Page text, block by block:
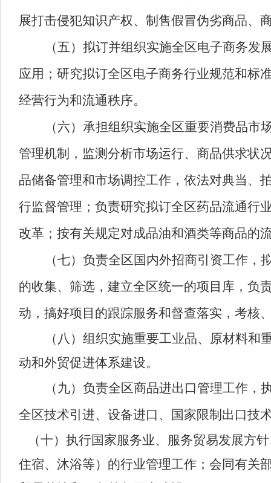
展打击侵犯知识产权、制售假冒伪劣商品、
（五） 拟订并组织实施全区电子商务发
应用；研究拟订全区电子商务行业规范和标
经营行为和流通秩序。
（六）承担组织实施全区重要消费品
管理机制，监测分析市场运行、商品供求状
品储备管理和市场调控工作，依法对典当、
行监督管理；负责研究拟订全区药品流通行
改革；按有关规定对成品油和酒类等商品的
（七）负责全区国内外招商引资工作
的收集、筛选，建立全区统一的项目库，负
动，搞好项目的跟踪服务和督查落实，考核
（八）组织实施重要工业品、原材料
动和外贸促进体系建设。
（九）负责全区商品进出口管理工作
全区技术引进、设备进口、国家限制出口技
（十）执行国家服务业、服务贸易发展方
住宿、沐浴等）的行业管理工作；会同有关